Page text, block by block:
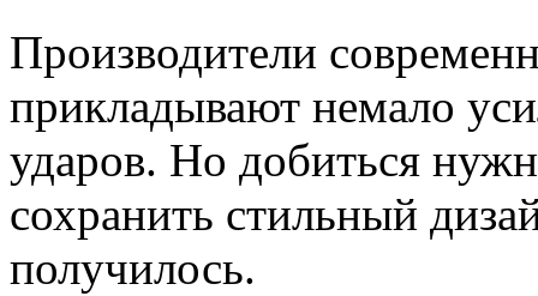
Производители
прикладывают немало
ударов. Но добиться
сохранить стильный
получилось.